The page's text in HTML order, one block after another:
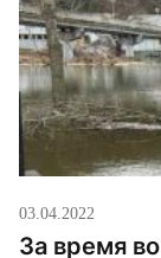
03.04.2022
За время